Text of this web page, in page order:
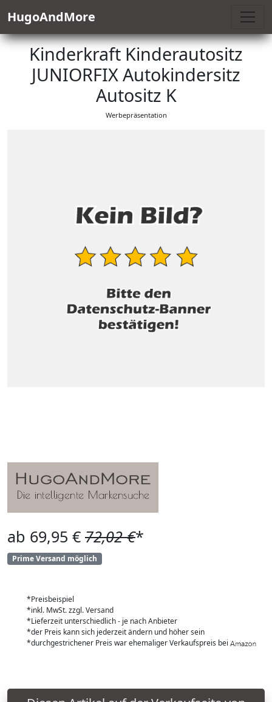
HugoAndMore
Kinderkraft Kinderautositz
JUNIORFIX Autokindersitz
Autositz K
Werbepräsentation
ab 69,95 € 72,02 €*
Prime Versand möglich
*Preisbeispiel
*inkl. MwSt. zzgl. Versand
*Lieferzeit unterschiedlich - je nach Anbieter
*der Preis kann sich jederzeit ändern und höher sein
*durchgestrichener Preis war ehemaliger Verkaufspreis bei